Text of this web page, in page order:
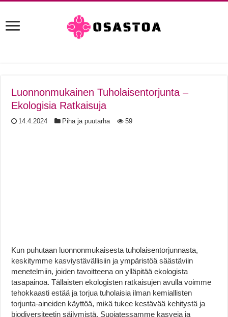
Luonnonmukainen Tuholaisentorjunta –
Ekologisia Ratkaisuja
14.4.2024 Piha ja puutarha 59
Kun puhutaan luonnonmukaisesta tuholaisentorjunnasta,
keskitymme kasviystävällisiin ja ympäristöä säästäviin
menetelmiin, joiden tavoitteena on ylläpitää ekologista
tasapainoa. Tällaisten ekologisten ratkaisujen avulla voimme
tehokkaasti estää ja torjua tuholaisia ilman kemiallisten
torjunta-aineiden käyttöä, mikä tukee kestävää kehitystä ja
biodiversiteetin säilymistä. Suojatessamme kasveja ja